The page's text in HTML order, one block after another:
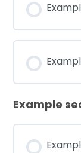
Example